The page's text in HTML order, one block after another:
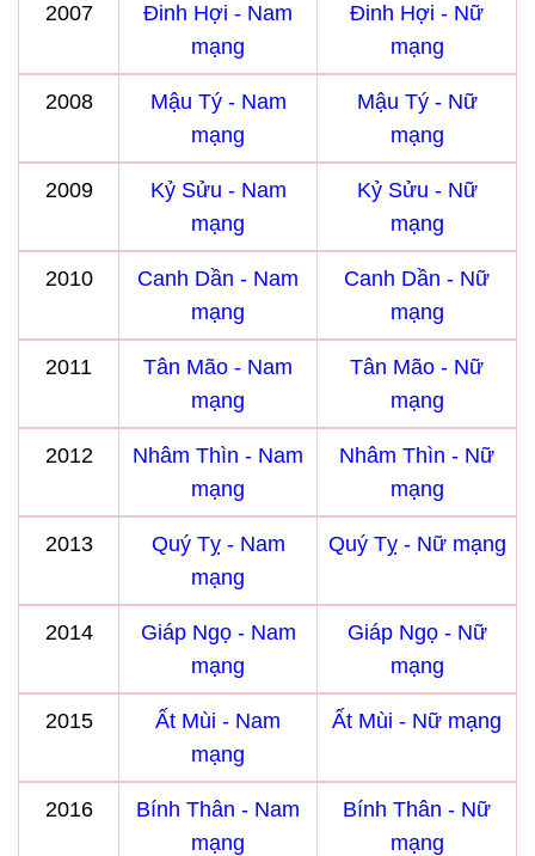
2007
Đinh Hợi - Nam
mạng
Đinh Hợi - Nữ
mạng
2008
Mậu Tý - Nam
mạng
Mậu Tý - Nữ
mạng
2009
Kỷ Sửu - Nam
mạng
Kỷ Sửu - Nữ
mạng
2010
Canh Dần - Nam
mạng
Canh Dần - Nữ
mạng
2011
Tân Mão - Nam
mạng
Tân Mão - Nữ
mạng
2012
Nhâm Thìn - Nam
mạng
Nhâm Thìn - Nữ
mạng
2013
Quý Tỵ - Nam
mạng
Quý Tỵ - Nữ mạng
2014
Giáp Ngọ - Nam
mạng
Giáp Ngọ - Nữ
mạng
2015
Ất Mùi - Nam
mạng
Ất Mùi - Nữ mạng
2016
Bính Thân - Nam
mạng
Bính Thân - Nữ
mạng